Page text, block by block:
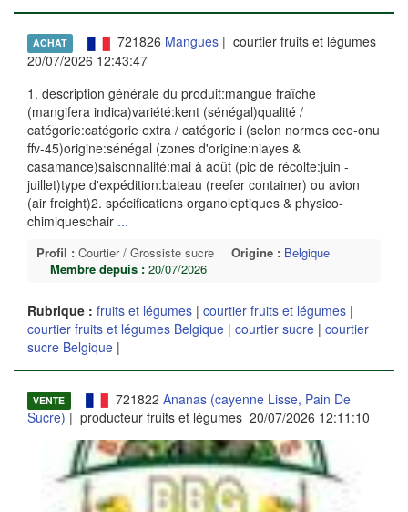
ACHAT 721826 Mangues| courtier fruits et légumes
20/07/2026 12:43:47
1. description générale du produit:mangue fraîche
(mangifera indica)variété:kent (sénégal)qualité /
catégorie:catégorie extra / catégorie i (selon normes cee-onu
ffv-45)origine:sénégal (zones d'origine:niayes &
casamance)saisonnalité:mai à août (pic de récolte:juin -
juillet)type d'expédition:bateau (reefer container) ou avion
(air freight)2. spécifications organoleptiques & physico-
chimiqueschair ...
Profil : Courtier / Grossiste sucre Origine : Belgique
Membre depuis : 20/07/2026
Rubrique : fruits et légumes | courtier fruits et légumes |
courtier fruits et légumes Belgique | courtier sucre | courtier
sucre Belgique |
VENTE 721822 Ananas (cayenne Lisse, Pain De
Sucre) | producteur fruits et légumes 20/07/2026 12:11:10